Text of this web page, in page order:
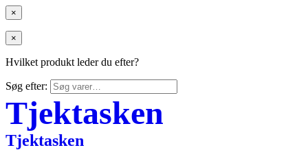
×
×
Hvilket produkt leder du efter?
Søg efter:
Tjektasken
Tjektasken